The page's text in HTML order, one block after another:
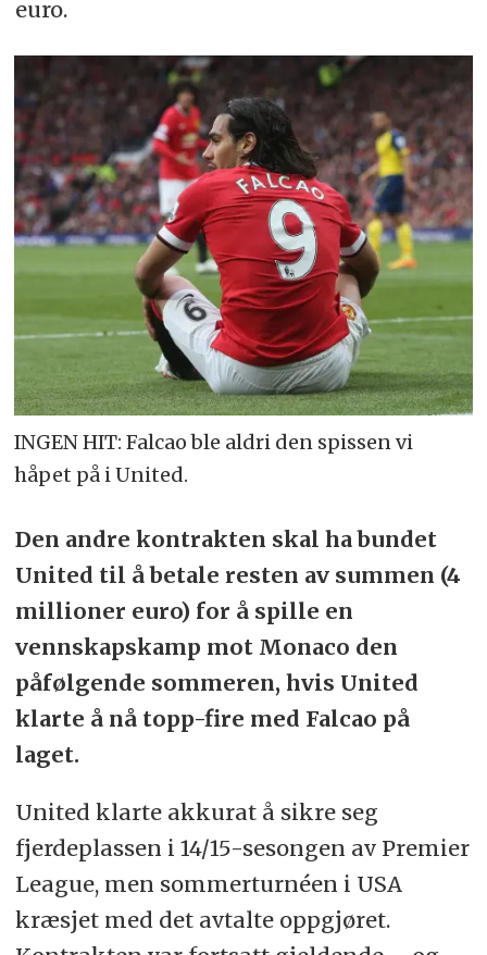
euro.
INGEN HIT: Falcao ble aldri den spissen vi
håpet på i United.
Den andre kontrakten skal ha bundet
United til å betale resten av summen (4
millioner euro) for å spille en
vennskapskamp mot Monaco den
påfølgende sommeren, hvis United
klarte å nå topp-fire med Falcao på
laget.
United klarte akkurat å sikre seg
fjerdeplassen i 14/15-sesongen av Premier
League, men sommerturnéen i USA
kræsjet med det avtalte oppgjøret.